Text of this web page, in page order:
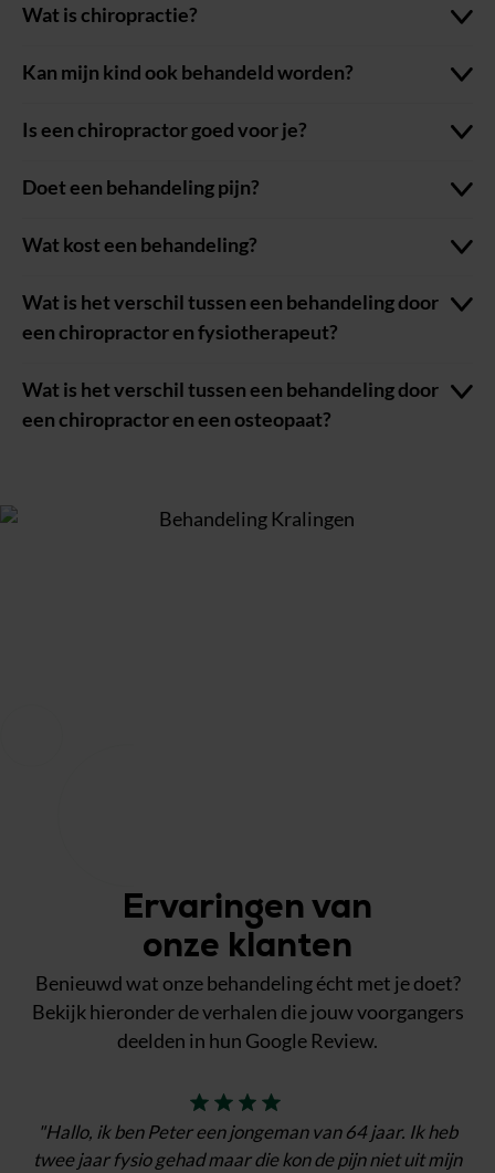
Wat is chiropractie?
Kan mijn kind ook behandeld worden?
Is een chiropractor goed voor je?
Doet een behandeling pijn?
Wat kost een behandeling?
Wat is het verschil tussen een behandeling door
een chiropractor en fysiotherapeut?
Wat is het verschil tussen een behandeling door
een chiropractor en een osteopaat?
Ervaringen van
onze klanten
Benieuwd wat onze behandeling écht met je doet?
Bekijk hieronder de verhalen die jouw voorgangers
deelden in hun Google Review.
"Hallo, ik ben Peter een jongeman van 64 jaar. Ik heb
twee jaar fysio gehad maar die kon de pijn niet uit mijn